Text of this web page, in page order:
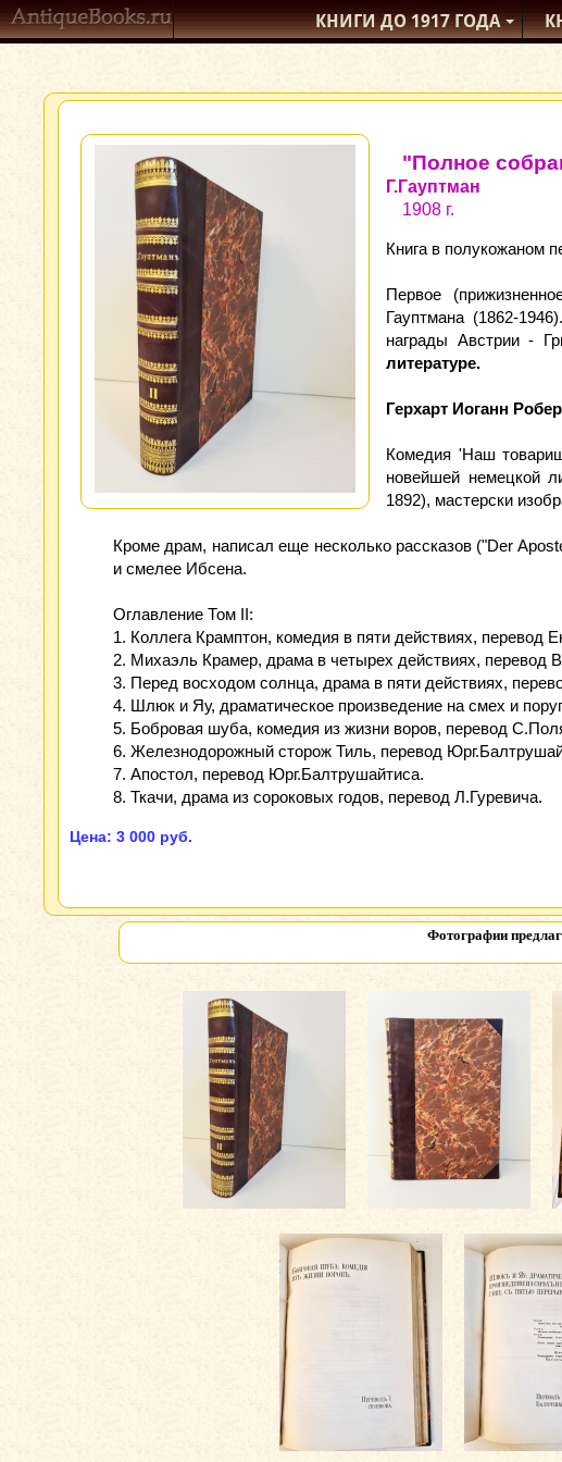
КНИГИ ДО 1917ГОДА
"Полное
Г.Гауптман
1908 г.
Книга в полукожаном
Первое
Гауптмана (1862-
награды Австрии -
литературе.
Герхарт Иоганн
Комедия 'Наш
новейшей немецкой
1892), мастерски
Кроме драм, написал еще несколько рассказов ("Der
и смелее Ибсена.
Оглавление Том II:
1. Коллега Крамптон, комедия в пяти действиях, перевод
2. Михаэль Крамер, драма в четырех действиях, перевод
3. Перед восходом солнца, драма в пяти действиях,
4. Шлюк и Яу, драматическое произведение на смех и
5. Бобровая шуба, комедия из жизни воров, перевод
6. Железнодорожный сторож Тиль, перевод
7. Апостол, перевод Юрг.Балтрушайтиса.
8. Ткачи, драма из сороковых годов, перевод Л.Гуревича.
Цена: 3 000 руб.
Фотографии